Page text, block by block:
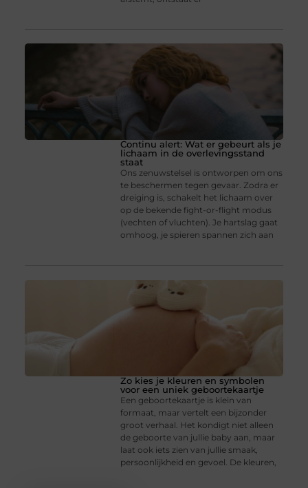
Continu alert: Wat er gebeurt als je
lichaam in de overlevingsstand
staat
Ons zenuwstelsel is ontworpen om ons
te beschermen tegen gevaar. Zodra er
dreiging is, schakelt het lichaam over
op de bekende fight-or-flight modus
(vechten of vluchten). Je hartslag gaat
omhoog, je spieren spannen zich aan
Zo kies je kleuren en symbolen
voor een uniek geboortekaartje
Een geboortekaartje is klein van
formaat, maar vertelt een bijzonder
groot verhaal. Het kondigt niet alleen
de geboorte van jullie baby aan, maar
laat ook iets zien van jullie smaak,
persoonlijkheid en gevoel. De kleuren,